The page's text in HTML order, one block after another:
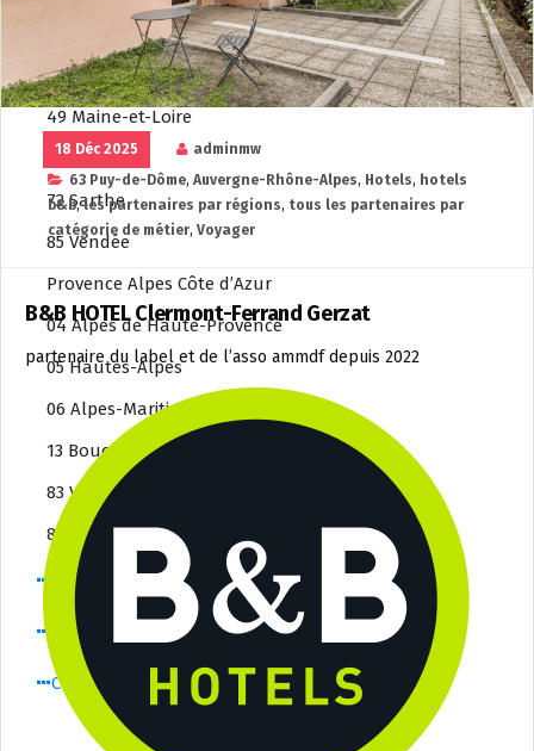
Pays de la Loire
44 Loire-Atlantique
49 Maine-et-Loire
53 Mayenne
72 Sarthe
85 Vendée
Provence Alpes Côte d’Azur
04 Alpes de Haute-Provence
05 Hautes-Alpes
06 Alpes-Maritimes
13 Bouches-du-Rhône
83 Var
84 Vaucluse
Devenir partenaire
Rejoindre ammdf
Carte
18 Déc 2025
adminmw
63 Puy-de-Dôme, Auvergne-Rhône-Alpes, Hotels, hotels
b&b,les partenaires par régions, tous les partenaires par
catégorie de métier, Voyager
B&B HOTEL Clermont-Ferrand Gerzat
partenaire du label et de l’asso ammdf depuis 2022